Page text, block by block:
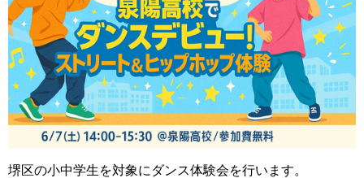
堺区の小中学生を対象にダンス体験会を行います。